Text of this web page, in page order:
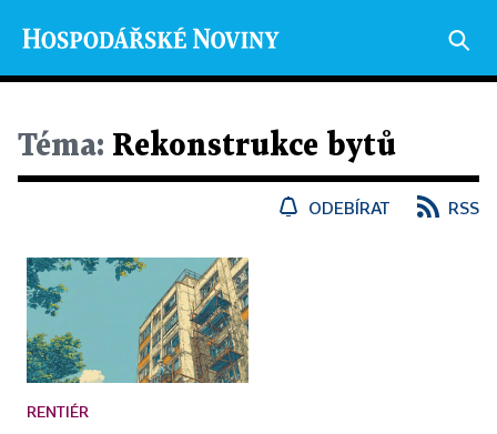
Téma: Rekonstrukce bytů
ODEBÍRAT RSS
RENTIÉR